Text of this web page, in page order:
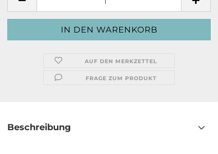
AUF DEN MERKZETTEL
FRAGE ZUM PRODUKT
Beschreibung